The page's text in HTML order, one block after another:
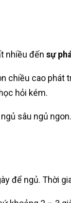
nhiều đến sự
cao
hỏi kém.
sâu ngủ
để ngủ. Thời